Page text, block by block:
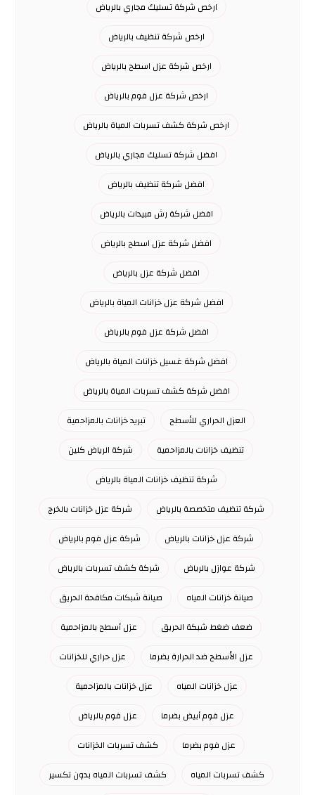
ارخص شركة تسليك مجاري بالرياض
ارخص شركة تنظيف بالرياض
ارخص شركة عزل اسطح بالرياض
ارخص شركة عزل فوم بالرياض
ارخص شركة كشف تسربات المياة بالرياض
افضل شركة تسليك مجاري بالرياض
افضل شركة تنظيف بالرياض
افضل شركة رش مبيدات بالرياض
افضل شركة عزل اسطح بالرياض
افضل شركة عزل بالرياض
افضل شركة عزل خزانات المياة بالرياض
افضل شركة عزل فوم بالرياض
افضل شركة غسيل خزانات المياة بالرياض
افضل شركة كشف تسربات المياة بالرياض
العزل الحراري للأسطح
تبريد خزانات بالمزاحمية
تنظيف خزانات بالمزاحمية
شركة الرياض كلين
شركة تنظيف خزانات المياة بالرياض
شركة تنظيف متخصصة بالرياض
شركة عزل خزانات بالخرج
شركة عزل خزانات بالرياض
شركة عزل فوم بالرياض
شركة عوازل بالرياض
شركة كشف تسربات بالرياض
صيانة خزانات المياه
صيانة شبكات مكافحة الحريق
ضعف ضغط شبكة الحريق
عزل أسطح بالمزاحمية
عزل الأسطح ضد الحرارة بضرما
عزل حراري للخزانات
عزل خزانات المياه
عزل خزانات بالمزاحمية
عزل فوم أبيض بضرما
عزل فوم بالرياض
عزل فوم بضرما
كشف تسربات الخزانات
كشف تسربات المياه
كشف تسربات المياه بدون تكسير